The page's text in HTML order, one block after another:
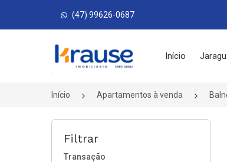
(47) 99626-0687
Página inicial
Início
Início Apartamentos à venda
Filtrar
Transação